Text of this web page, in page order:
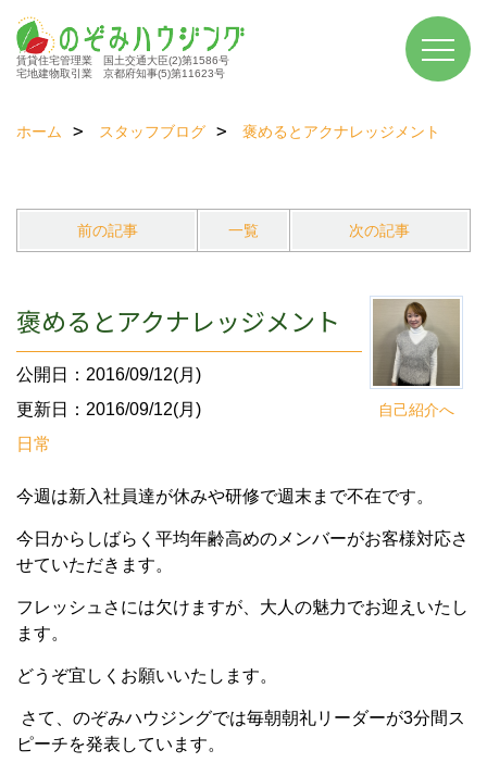
賃貸住宅管理業 国土交通大臣(2)第1586号
宅地建物取引業 京都府知事(5)第11623号
ホーム スタッフブログ 褒めるとアクナレッジメント
前の記事 一覧 次の記事
自己紹介へ
褒めるとアクナレッジメント
公開日：2016/09/12(月)
更新日：2016/09/12(月)
日常
今週は新入社員達が休みや研修で週末まで不在です。
今日からしばらく平均年齢高めのメンバーがお客様対応さ
せていただきます。
フレッシュさには欠けますが、大人の魅力でお迎えいたし
ます。
どうぞ宜しくお願いいたします。
さて、のぞみハウジングでは毎朝朝礼リーダーが3分間ス
ピーチを発表しています。